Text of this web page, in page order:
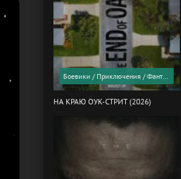
Боевики / Приключения / Фантастика / Фильмы 2026 года / Скоро в кино
НА КРАЮ ОУК-СТРИТ (2026)